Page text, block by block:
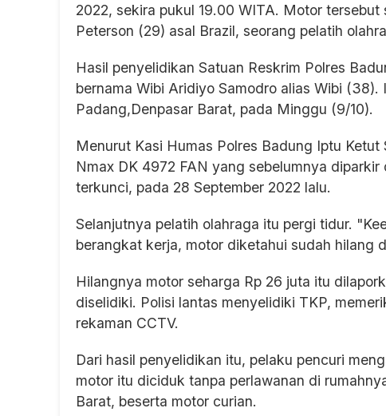
2022, sekira pukul 19.00 WITA. Motor
Peterson (29) asal Brazil, seorang pelatih
Hasil penyelidikan Satuan Reskrim Polres
bernama Wibi Aridiyo Samodro alias Wibi
Padang,Denpasar Barat, pada Minggu (9/10).
Menurut Kasi Humas Polres Badung Iptu
Nmax DK 4972 FAN yang sebelumnya
terkunci, pada 28 September 2022 lalu.
Selanjutnya pelatih olahraga itu pergi tidur.
berangkat kerja, motor diketahui sudah hilang
Hilangnya motor seharga Rp 26 juta itu
diselidiki. Polisi lantas menyelidiki TKP,
rekaman CCTV.
Dari hasil penyelidikan itu, pelaku pencuri
motor itu diciduk tanpa perlawanan di
Barat, beserta motor curian.